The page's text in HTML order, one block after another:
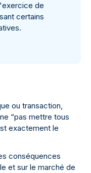
de
certains
ou transaction,
“pas mettre tous
exactement le
conséquences
et sur le marché de